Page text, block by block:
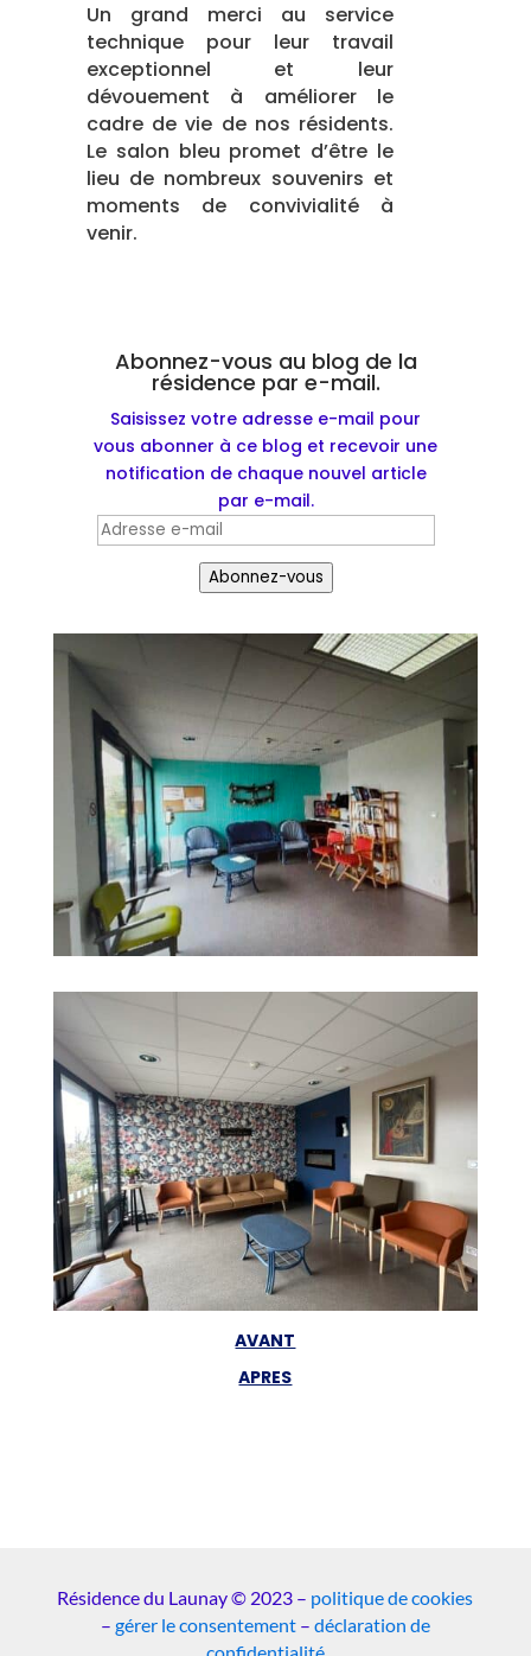
Un grand merci au service
technique pour leur travail
exceptionnel et leur
dévouement à améliorer le
cadre de vie de nos résidents.
Le salon bleu promet d’être le
lieu de nombreux souvenirs et
moments de convivialité à
venir.
Abonnez-vous au blog de la
résidence par e-mail.
Saisissez votre adresse e-mail pour
vous abonner à ce blog et recevoir une
notification de chaque nouvel article
par e-mail.
Adresse
Abonnez-vous
AVANT
APRES
Résidence du Launay © 2023 – politique de cookies
– gérer le consentement– déclaration de